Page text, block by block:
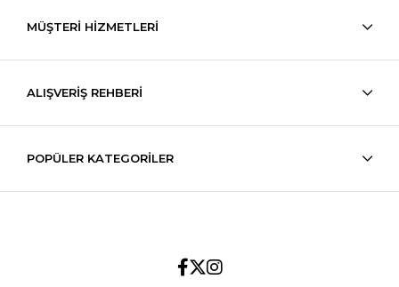
MÜŞTERİ HİZMETLERİ
ALIŞVERİŞ REHBERİ
POPÜLER KATEGORİLER